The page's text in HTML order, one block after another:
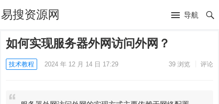
易搜资源网 导航
如何实现服务器外网访问外网？
技术教程 2024 年 12 月 14 日 17:29 39浏览 评论